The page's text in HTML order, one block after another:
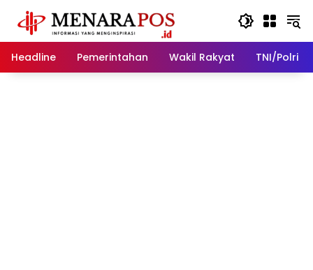
konten
Headline
Pemerintahan Wakil Rakyat TNI/Polri